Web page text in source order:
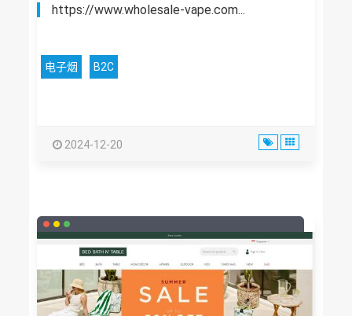
https://www.wholesale-vape.com...
电子烟 B2C
2024-12-20